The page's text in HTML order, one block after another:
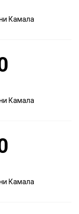
Камала
Камала
Камала